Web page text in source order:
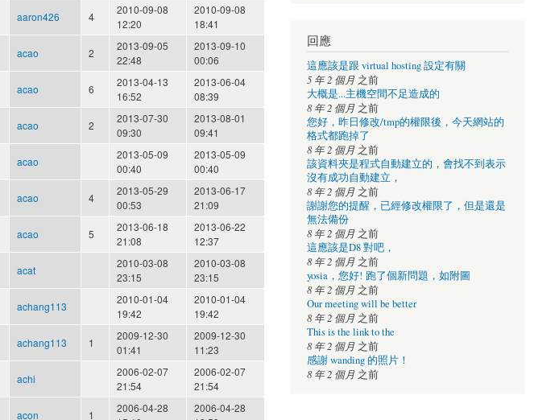
aaron426 4
2010-09-08
12:20
2010-09-08
18:41
acao 2
2013-09-05
22:48
2013-09-10
00:06
acao 6
2013-04-13
16:52
2013-06-04
08:39
acao 2
2013-07-30
09:30
2013-08-01
09:41
acao
2013-05-09
00:40
2013-05-09
00:40
acao 4
2013-05-29
00:53
2013-06-17
21:09
acao 5
2013-06-18
21:08
2013-06-22
12:37
acat
2010-03-08
23:15
2010-03-08
23:15
achang113
2010-01-04
19:42
2010-01-04
19:42
achang113 1
2009-12-30
01:41
2009-12-30
11:23
achi
2006-02-07
21:54
2006-02-07
21:54
acon 1
2006-04-28
2006-04-28
回應
這應該是跟 virtual hosting 設定有關
5 年 2 個月之前
大概是...主機空間不足造成的
8 年 2 個月之前
您好，昨日修改/tmp的權限後，今天網站的
格式都跑掉了
8 年 2 個月之前
該資料夾是程式自動建立的，會找不到表示
沒有成功自動建立，
8 年 2 個月之前
謝謝您的提醒，已經修改權限了，但是還是
無法備份
8 年 2 個月之前
這應該是D8 對吧，
8 年 2 個月之前
yosia，您好! 跑了個新問題，如附圖
8 年 2 個月之前
Our meeting will be better
8 年 2 個月之前
This is the link to the
8 年 2 個月之前
感謝 wanding 的照片！
8 年 2 個月之前